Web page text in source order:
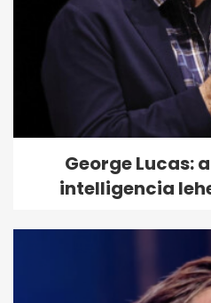
Gyenge a
munkában?
trükkökkel...
George Lucas:
intelligencia